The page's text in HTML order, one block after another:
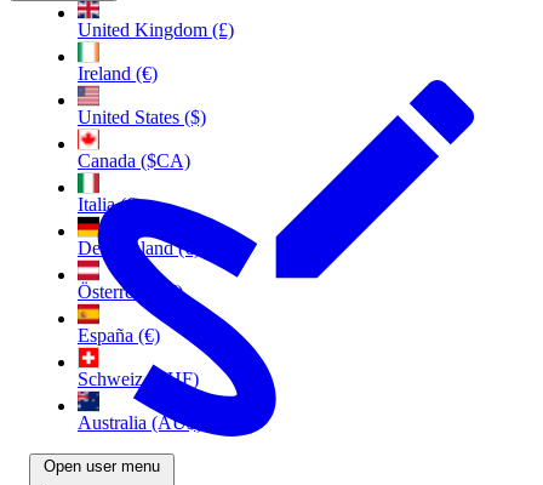
United Kingdom (£)
Ireland (€)
United States ($)
Canada ($CA)
Italia (€)
Deutschland (€)
Österreich (€)
España (€)
Schweiz (CHF)
Australia (AU$)
Open user menu